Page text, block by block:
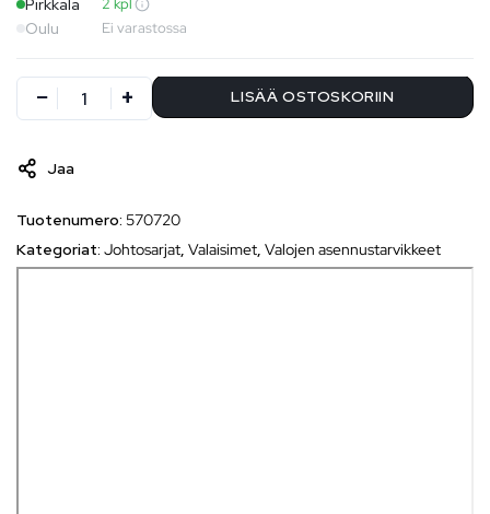
Pirkkala 2 kpl
Oulu Ei varastossa
LISÄÄ OSTOSKORIIN
Jaa
Tuotenumero: 570720
Kategoriat: Johtosarjat, Valaisimet, Valojen asennustarvikkeet